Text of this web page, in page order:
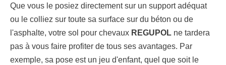
Que vous le posiez directement sur un support adéquat
ou le colliez sur toute sa surface sur du béton ou de
l'asphalte, votre sol pour chevaux REGUPOL ne tardera
pas à vous faire profiter de tous ses avantages. Par
exemple, sa pose est un jeu d'enfant, quel que soit le